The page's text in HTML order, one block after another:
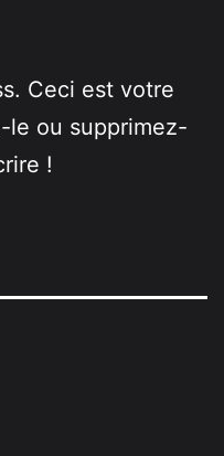
Ceci est votre
le ou supprimez-
!